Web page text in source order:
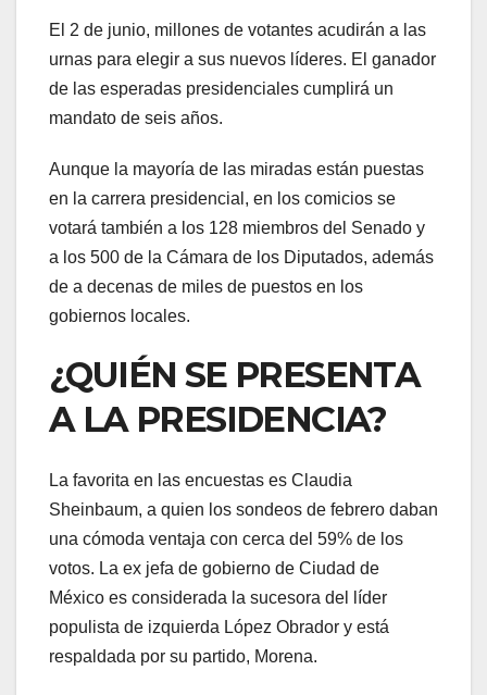
El 2 de junio, millones de votantes acudirán a las
urnas para elegir a sus nuevos líderes. El ganador
de las esperadas presidenciales cumplirá un
mandato de seis años.
Aunque la mayoría de las miradas están puestas
en la carrera presidencial, en los comicios se
votará también a los 128 miembros del Senado y
a los 500 de la Cámara de los Diputados, además
de a decenas de miles de puestos en los
gobiernos locales.
¿QUIÉN SE PRESENTA
A LA PRESIDENCIA?
La favorita en las encuestas es Claudia
Sheinbaum, a quien los sondeos de febrero daban
una cómoda ventaja con cerca del 59% de los
votos. La ex jefa de gobierno de Ciudad de
México es considerada la sucesora del líder
populista de izquierda López Obrador y está
respaldada por su partido, Morena.